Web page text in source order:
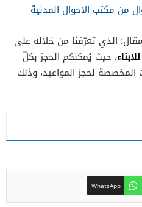
من مكتب الاحوال المدنية
الذي تعرّفنا من خلاله على
، حيث يُمكنكم الحجز بكلّ
لحجز المواعيد، وذلك
WhatsApp